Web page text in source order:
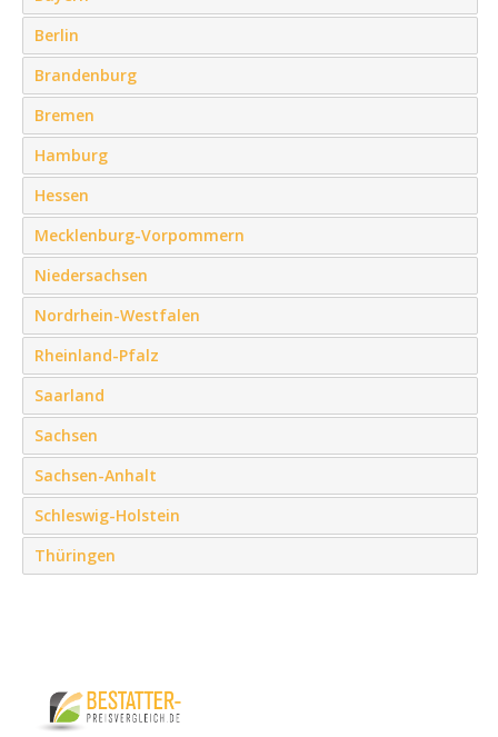
Berlin
Brandenburg
Bremen
Hamburg
Hessen
Mecklenburg-Vorpommern
Niedersachsen
Nordrhein-Westfalen
Rheinland-Pfalz
Saarland
Sachsen
Sachsen-Anhalt
Schleswig-Holstein
Thüringen